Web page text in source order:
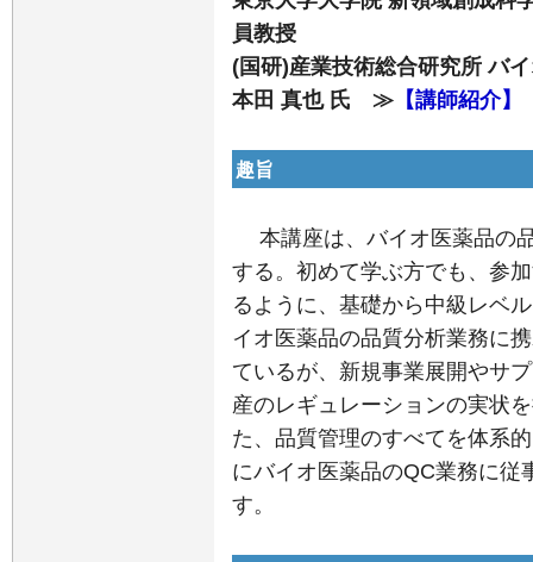
員教授
(国研)産業技術総合研究所 バ
本田 真也 氏 ≫ 【講師紹介】
趣旨
本講座は、バイオ医薬品の
する。初めて学ぶ方でも、参
るように、基礎から中級レベ
イオ医薬品の品質分析業務に
ているが、新規事業展開やサ
産のレギュレーションの実状
た、品質管理のすべてを体系
にバイオ医薬品のQC業務に従
す。